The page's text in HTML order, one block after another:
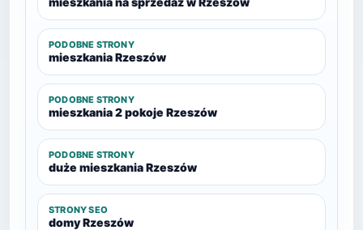
PODOBNE STRONY
mieszkania Rzeszów
PODOBNE STRONY
mieszkania 2 pokoje Rzeszów
PODOBNE STRONY
duże mieszkania Rzeszów
STRONY SEO
domy Rzeszów